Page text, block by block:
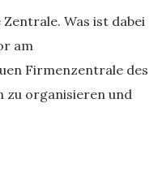
Was ist dabei
am
Firmenzentrale des
zu organisieren und